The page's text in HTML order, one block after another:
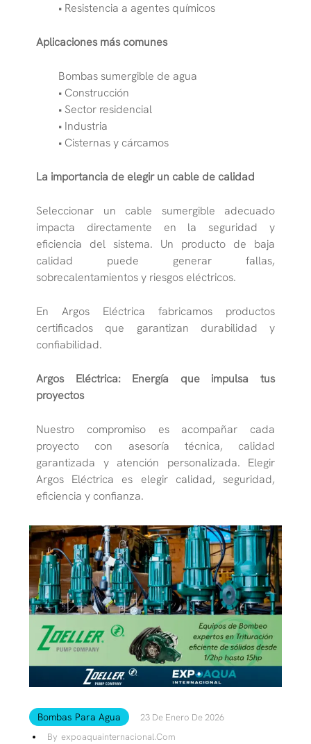
• Resistencia a agentes químicos
Aplicaciones más comunes
Bombas sumergible de agua
• Construcción
• Sector residencial
• Industria
• Cisternas y cárcamos
La importancia de elegir un cable de calidad
Seleccionar un cable sumergible adecuado
impacta directamente en la seguridad y
eficiencia del sistema. Un producto de baja
calidad puede generar fallas,
sobrecalentamientos y riesgos eléctricos.
En Argos Eléctrica fabricamos productos
certificados que garantizan durabilidad y
confiabilidad.
Argos Eléctrica: Energía que impulsa tus
proyectos
Nuestro compromiso es acompañar cada
proyecto con asesoría técnica, calidad
garantizada y atención personalizada. Elegir
Argos Eléctrica es elegir calidad, seguridad,
eficiencia y confianza.
Bombas Para Agua
23 De Enero De 2026
By Expoaquainternacional.com